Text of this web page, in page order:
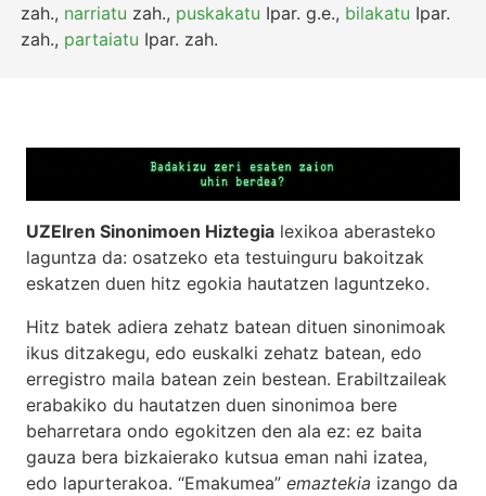
zah., narriatu zah., puskakatu Ipar. g.e., bilakatu Ipar.
zah., partaiatu Ipar. zah.
UZEIren Sinonimoen Hiztegia lexikoa aberasteko
laguntza da: osatzeko eta testuinguru bakoitzak
eskatzen duen hitz egokia hautatzen laguntzeko.
Hitz batek adiera zehatz batean dituen sinonimoak
ikus ditzakegu, edo euskalki zehatz batean, edo
erregistro maila batean zein bestean. Erabiltzaileak
erabakiko du hautatzen duen sinonimoa bere
beharretara ondo egokitzen den ala ez: ez baita
gauza bera bizkaierako kutsua eman nahi izatea,
edo lapurterakoa. “Emakumea” emaztekia izango da